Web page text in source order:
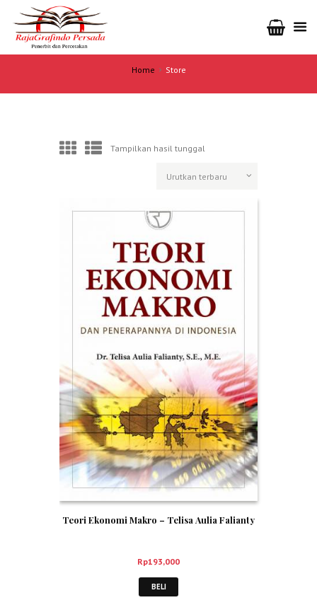
Home Store
Tampilkan hasil tunggal
Teori Ekonomi Makro – Telisa Aulia Falianty
Rp193,000
BELI